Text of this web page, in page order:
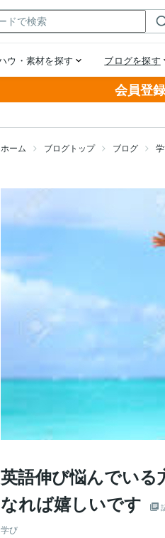
会員登
ホーム ブログトップ ブログ
英語伸び悩んでい
なれば嬉しいです
学び